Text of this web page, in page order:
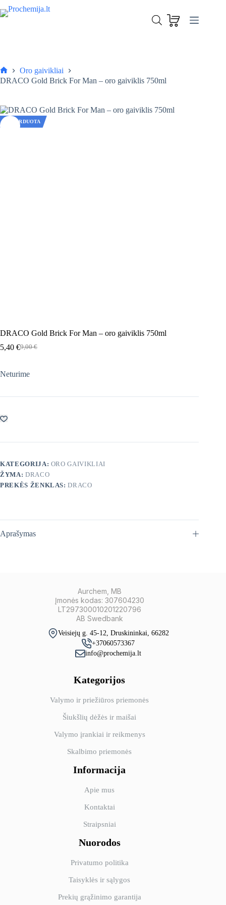
to
Pagrindinis
Oro gaivikliai
DRACO Gold Brick For Man – oro gaiviklis 750ml
IŠPARDUOTA
DRACO Gold Brick For Man – oro gaiviklis 750ml
9,00€
Original
9,00 €.
5,40 €Current
5,40 €.
Neturime
KATEGORIJA: ORO GAIVIKLIAI
ŽYMA: DRACO
PREKĖS ŽENKLAS:DRACO
Aprašymas
Aurchem, MB
Įmonės kodas: 307604230
LT297300010201220796
AB Swedbank
Veisiejų g. 45-12, Druskininkai, 66282
+37060573367
info@prochemija.lt
Kategorijos
Valymo ir priežiūros priemonės
Šiukšlių dėžės ir maišai
Valymo įrankiai ir reikmenys
Skalbimo priemonės
Informacija
Apie mus
Kontaktai
Straipsniai
Nuorodos
Privatumo politika
Taisyklės ir sąlygos
Prekių grąžinimo garantija